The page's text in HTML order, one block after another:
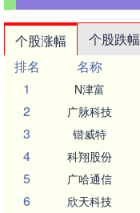
个股涨幅 个股跌幅
排名
名称
1
N津富
2 广脉科技
3 锴威特
4 科翔股份
5 广哈通信
6 欣天科技